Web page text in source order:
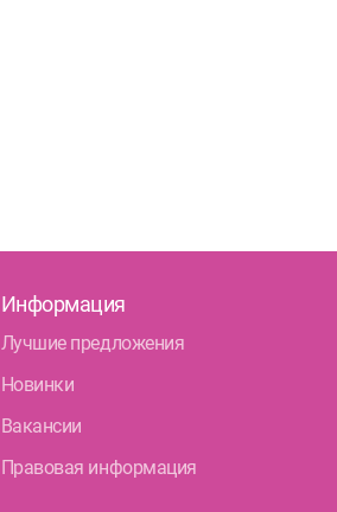
Информация
Лучшие предложения
Новинки
Вакансии
Правовая информация